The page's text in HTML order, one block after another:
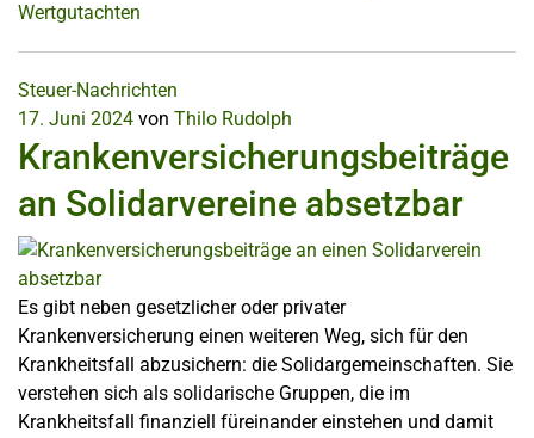
Wertgutachten
Steuer-Nachrichten
17. Juni 2024 von Thilo Rudolph
Krankenversicherungsbeiträge
an Solidarvereine absetzbar
Es gibt neben gesetzlicher oder privater
Krankenversicherung einen weiteren Weg, sich für den
Krankheitsfall abzusichern: die Solidargemeinschaften. Sie
verstehen sich als solidarische Gruppen, die im
Krankheitsfall finanziell füreinander einstehen und damit